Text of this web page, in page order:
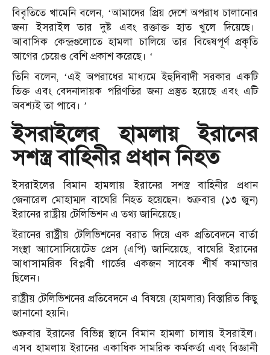
বিবৃতিতে খামেনি বলেন, ‘আমাদের প্রিয় দেশে অপরাধ চালানোর
জন্য ইসরাইল তার দুষ্ট এবং রক্তাক্ত হাত খুলে দিয়েছে।
আবাসিক কেন্দ্রগুলোতে হামলা চালিয়ে তার বিদ্বেষপূর্ণ প্রকৃতি
আগের চেয়েও বেশি প্রকাশ করেছে। ‘
তিনি বলেন, ‘এই অপরাধের মাধ্যমে ইহুদিবাদী সরকার একটি
তিক্ত এবং বেদনাদায়ক পরিণতির জন্য প্রস্তুত হয়েছে এবং এটি
অবশ্যই তা পাবে। ’
ইসরাইলের হামলায় ইরানের
সশস্ত্র বাহিনীর প্রধান নিহত
ইসরাইলের বিমান হামলায় ইরানের সশস্ত্র বাহিনীর প্রধান
জেনারেল মোহাম্মদ বাঘেরি নিহত হয়েছেন। শুক্রবার (১৩ জুন)
ইরানের রাষ্ট্রীয় টেলিভিশন এ তথ্য জানিয়েছে।
ইরানের রাষ্ট্রীয় টেলিভিশনের বরাত দিয়ে এক প্রতিবেদনে বার্তা
সংস্থা অ্যাসোসিয়েটেড প্রেস (এপি) জানিয়েছে, বাঘেরি ইরানের
আধাসামরিক বিপ্লবী গার্ডের একজন সাবেক শীর্ষ কমান্ডার
ছিলেন।
রাষ্ট্রীয় টেলিভিশনের প্রতিবেদনে এ বিষয়ে (হামলার) বিস্তারিত কিছু
জানানো হয়নি।
শুক্রবার ইরানের বিভিন্ন স্থানে বিমান হামলা চালায় ইসরাইল।
এসব হামলায় ইরানের একাধিক সামরিক কর্মকর্তা এবং বিজ্ঞানী